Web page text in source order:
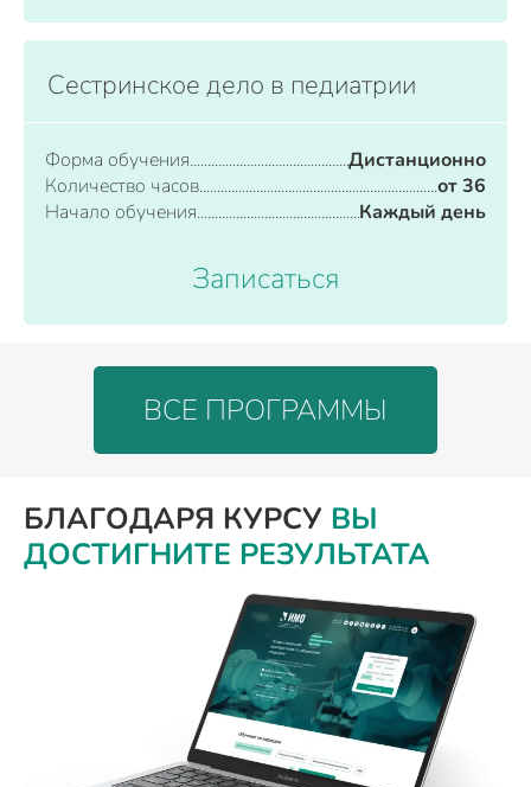
Сестринское дело в педиатрии
Форма обучения
Дистанционно
Количество часов
от 36
Начало обучения
Каждый день
Записаться
ВСЕ ПРОГРАММЫ
БЛАГОДАРЯ КУРСУ ВЫ
ДОСТИГНИТЕ РЕЗУЛЬТАТА